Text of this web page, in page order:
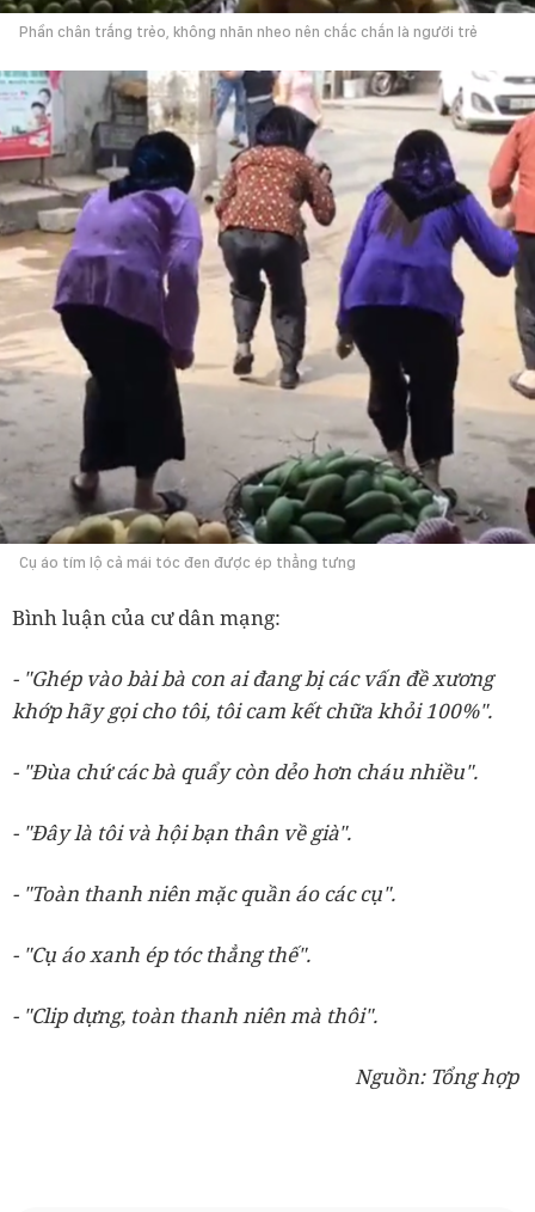
Phần chân trắng trẻo, không nhăn nheo nên chắc chắn là người trẻ
Cụ áo tím lộ cả mái tóc đen được ép thẳng tưng
Bình luận của cư dân mạng:
- "Ghép vào bài bà con ai đang bị các vấn đề xương
khớp hãy gọi cho tôi, tôi cam kết chữa khỏi 100%".
- "Đùa chứ các bà quẩy còn dẻo hơn cháu nhiều".
- "Đây là tôi và hội bạn thân về già".
- "Toàn thanh niên mặc quần áo các cụ".
- "Cụ áo xanh ép tóc thẳng thế".
- "Clip dựng, toàn thanh niên mà thôi".
Nguồn: Tổng hợp